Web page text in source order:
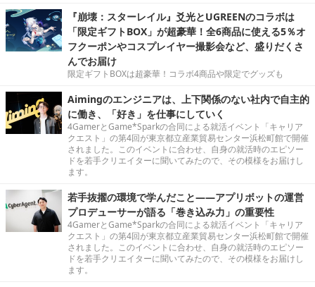
『崩壊：スターレイル』爻光とUGREENのコラボは
「限定ギフトBOX」が超豪華！全6商品に使える5％オ
フクーポンやコスプレイヤー撮影会など、盛りだくさ
んでお届け
限定ギフトBOXは超豪華！コラボ4商品や限定でグッズも
Aimingのエンジニアは、上下関係のない社内で自主的
に働き、「好き」を仕事にしていく
4GamerとGame*Sparkの合同による就活イベント「キャリア
クエスト」の第4回が東京都立産業貿易センター浜松町館で開催
されました。このイベントに合わせ、自身の就活時のエピソー
ドを若手クリエイターに聞いてみたので、その模様をお届けし
ます。
若手抜擢の環境で学んだこと――アプリボットの運営
プロデューサーが語る「巻き込み力」の重要性
4GamerとGame*Sparkの合同による就活イベント「キャリア
クエスト」の第4回が東京都立産業貿易センター浜松町館で開催
されました。このイベントに合わせ、自身の就活時のエピソー
ドを若手クリエイターに聞いてみたので、その模様をお届けし
ます。